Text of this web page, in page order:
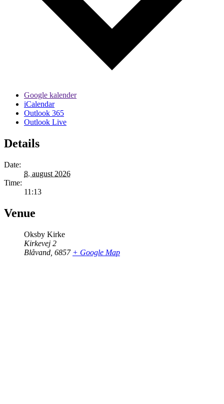
Google kalender
iCalendar
Outlook 365
Outlook Live
Details
Date:
8. august 2026
Time:
11:13
Venue
Oksby Kirke
Kirkevej 2
Blåvand 6857 + Google Map